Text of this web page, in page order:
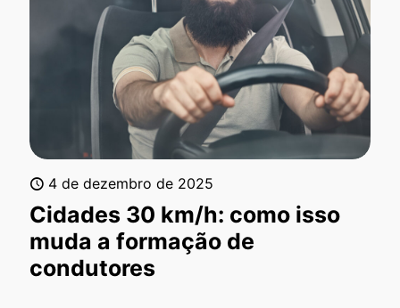
4 de dezembro de 2025
Cidades 30 km/h: como isso
muda a formação de
condutores